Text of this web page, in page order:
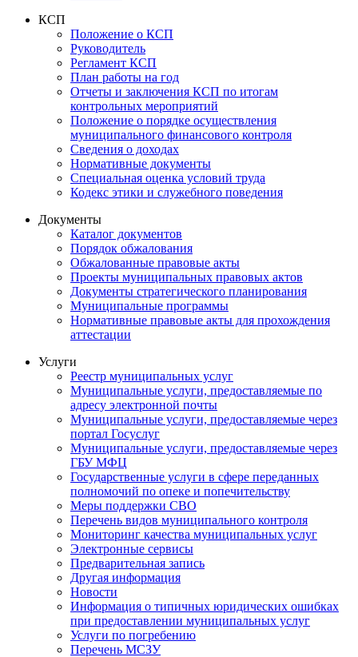
КСП
Положение о КСП
Руководитель
Регламент КСП
План работы на год
Отчеты и заключения КСП по итогам
контрольных мероприятий
Положение о порядке осуществления
муниципального финансового контроля
Сведения о доходах
Нормативные документы
Специальная оценка условий труда
Кодекс этики и служебного поведения
Документы
Каталог документов
Порядок обжалования
Обжалованные правовые акты
Проекты муниципальных правовых актов
Документы стратегического планирования
Муниципальные программы
Нормативные правовые акты для прохождения
аттестации
Услуги
Реестр муниципальных услуг
Муниципальные услуги, предоставляемые по
адресу электронной почты
Муниципальные услуги, предоставляемые через
портал Госуслуг
Муниципальные услуги, предоставляемые через
ГБУ МФЦ
Государственные услуги в сфере переданных
полномочий по опеке и попечительству
Меры поддержки СВО
Перечень видов муниципального контроля
Мониторинг качества муниципальных услуг
Электронные сервисы
Предварительная запись
Другая информация
Новости
Информация о типичных юридических ошибках
при предоставлении муниципальных услуг
Услуги по погребению
Перечень МСЗУ